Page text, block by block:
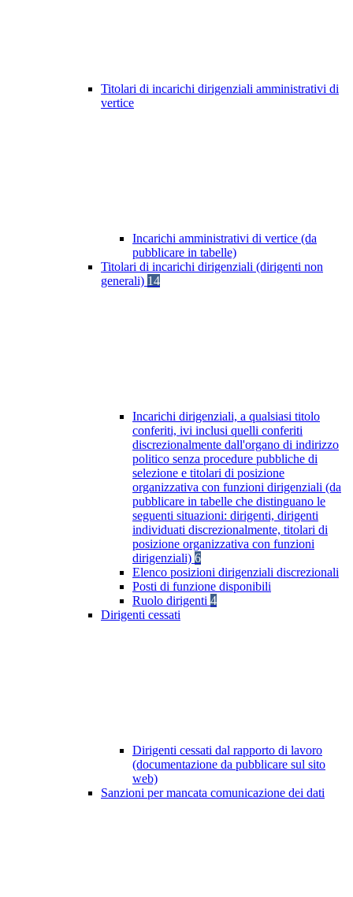
Titolari di incarichi dirigenziali amministrativi di
vertice
Incarichi amministrativi di vertice (da
pubblicare in tabelle)
Titolari di incarichi dirigenziali (dirigenti non
generali) 14
Incarichi dirigenziali, a qualsiasi titolo
conferiti, ivi inclusi quelli conferiti
discrezionalmente dall'organo di indirizzo
politico senza procedure pubbliche di
selezione e titolari di posizione
organizzativa con funzioni dirigenziali (da
pubblicare in tabelle che distinguano le
seguenti situazioni: dirigenti, dirigenti
individuati discrezionalmente, titolari di
posizione organizzativa con funzioni
dirigenziali) 6
Elenco posizioni dirigenziali discrezionali
Posti di funzione disponibili
Ruolo dirigenti 4
Dirigenti cessati
Dirigenti cessati dal rapporto di lavoro
(documentazione da pubblicare sul sito
web)
Sanzioni per mancata comunicazione dei dati